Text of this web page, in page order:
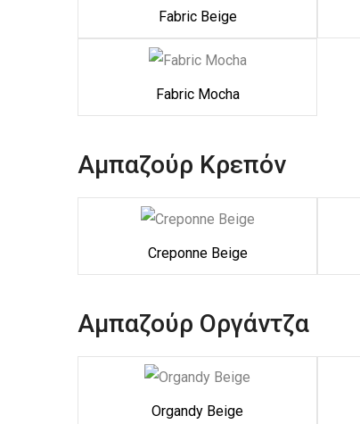
Fabric Beige
Fabric Mocha
Αμπαζούρ Κρεπόν
Creponne Beige
Αμπαζούρ Οργάντζα
Organdy Beige